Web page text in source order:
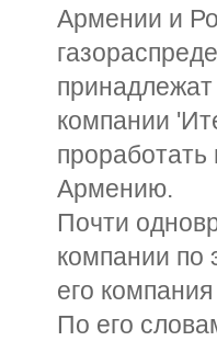
Армении и
компании
проработать
Армению.
Почти
компании по
его
По его